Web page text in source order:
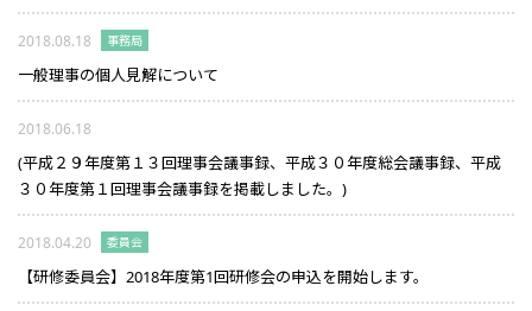
2018.08.18 事務局
一般理事の個人見解について
2018.06.18
(平成２９年度第１３回理事会議事録、平成３０年度総会議事録、平成
３０年度第１回理事会議事録を掲載しました。)
2018.04.20 委員会
【研修委員会】2018年度第1回研修会の申込を開始します。